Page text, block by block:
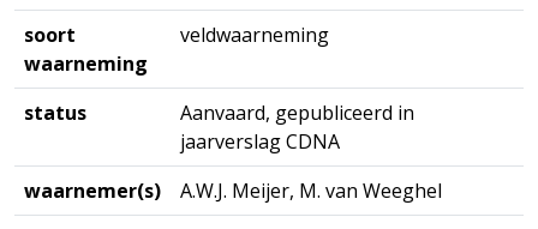
soort
waarneming
veldwaarneming
status
Aanvaard, gepubliceerd in
jaarverslag CDNA
waarnemer(s)
A.W.J. Meijer, M. van Weeghel